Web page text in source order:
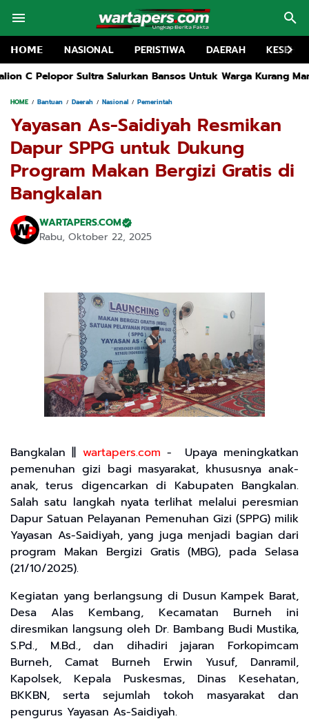
𝗛𝗢𝗠𝗘 NASIONAL PERISTIWA DAERAH
Bansos Untuk Warga Kurang Mampu Di Kolaka
HOME Bantuan Daerah Nasional Pemerintah
Yayasan As-Saidiyah Resmikan
Dapur SPPG untuk Dukung
Program Makan Bergizi Gratis di
Bangkalan
WARTAPERS.COM
Rabu, Oktober 22, 2025
Bangkalan || wartapers.com - Upaya meningkatkan
pemenuhan gizi bagi masyarakat, khususnya anak-
anak, terus digencarkan di Kabupaten Bangkalan.
Salah satu langkah nyata terlihat melalui peresmian
Dapur Satuan Pelayanan Pemenuhan Gizi (SPPG) milik
Yayasan As-Saidiyah, yang juga menjadi bagian dari
program Makan Bergizi Gratis (MBG), pada Selasa
(21/10/2025).
Kegiatan yang berlangsung di Dusun Kampek Barat,
Desa Alas Kembang, Kecamatan Burneh ini
diresmikan langsung oleh Dr. Bambang Budi Mustika,
S.Pd., M.Bd., dan dihadiri jajaran Forkopimcam
Burneh, Camat Burneh Erwin Yusuf, Danramil,
Kapolsek, Kepala Puskesmas, Dinas Kesehatan,
BKKBN, serta sejumlah tokoh masyarakat dan
pengurus Yayasan As-Saidiyah.